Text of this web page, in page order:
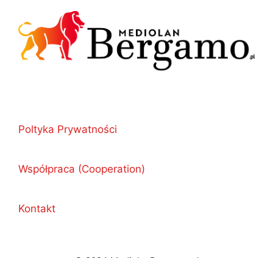
Poltyka Prywatności
Współpraca (Cooperation)
Kontakt